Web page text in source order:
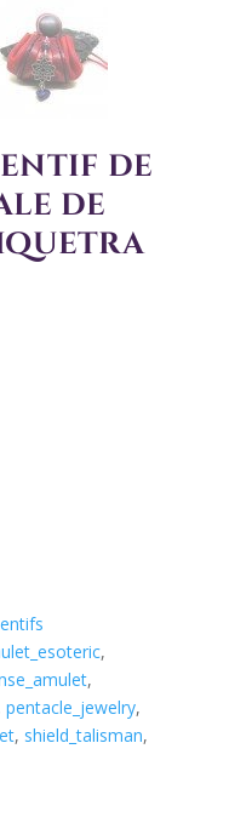
de
de
,
,
pentacle_jewelry,
, shield_talisman,